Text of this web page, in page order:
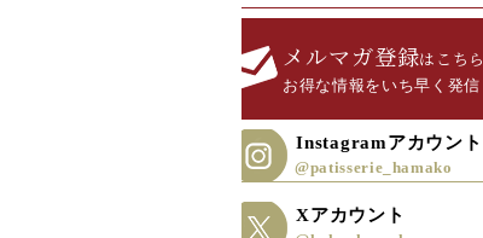
メルマガ登録はこちら
お得な情報をいち早く発信
Instagramアカウント
@patisserie_hamako
Xアカウント